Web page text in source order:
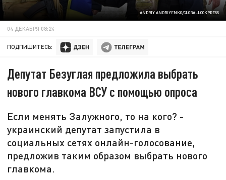
ANDRIY ANDRIYENKO/GLOBALLOOKPRESS
04 ДЕКАБРЯ 08:24
ПОДПИШИТЕСЬ:
Депутат Безуглая предложила выбрать
нового главкома ВСУ с помощью опроса
Если менять Залужного, то на кого? -
украинский депутат запустила в
социальных сетях онлайн-голосование,
предложив таким образом выбрать нового
главкома.